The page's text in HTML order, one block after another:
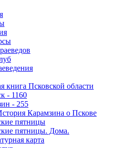
книга Псковской области
- 1160
- 255
Карамзина о Пскове
пятницы
пятницы. Дома.
карта